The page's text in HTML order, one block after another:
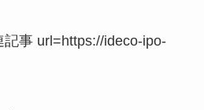
事 url=https://ideco-ipo-